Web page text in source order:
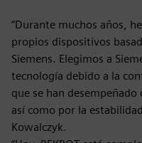
“Durante muchos años,
propios dispositivos
Siemens. Elegimos a
tecnología debido a la
que se han
así como por la
Kowalczyk.